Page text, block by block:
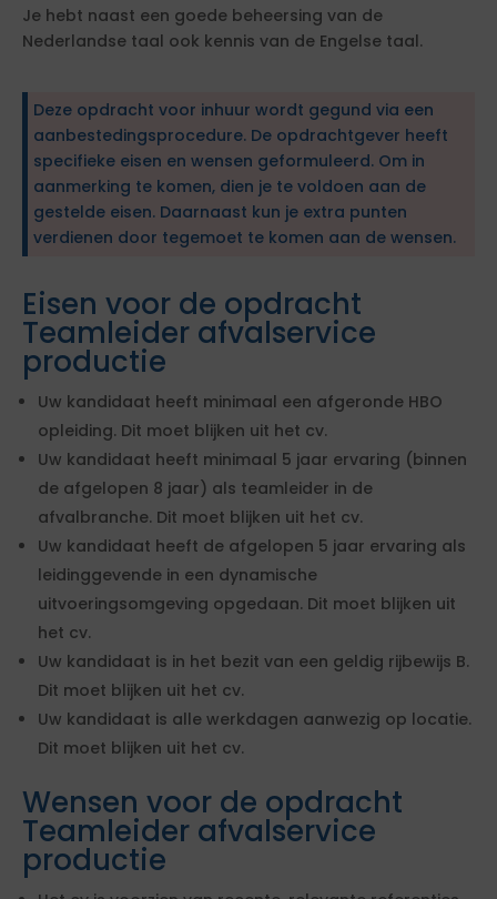
Je hebt naast een goede beheersing van de
Nederlandse taal ook kennis van de Engelse taal.
Deze opdracht voor inhuur wordt gegund via een
aanbestedingsprocedure. De opdrachtgever heeft
specifieke eisen en wensen geformuleerd. Om in
aanmerking te komen, dien je te voldoen aan de
gestelde eisen. Daarnaast kun je extra punten
verdienen door tegemoet te komen aan de wensen.
Eisen voor de opdracht
Teamleider afvalservice
productie
Uw kandidaat heeft minimaal een afgeronde HBO
opleiding. Dit moet blijken uit het cv.
Uw kandidaat heeft minimaal 5 jaar ervaring (binnen
de afgelopen 8 jaar) als teamleider in de
afvalbranche. Dit moet blijken uit het cv.
Uw kandidaat heeft de afgelopen 5 jaar ervaring als
leidinggevende in een dynamische
uitvoeringsomgeving opgedaan. Dit moet blijken uit
het cv.
Uw kandidaat is in het bezit van een geldig rijbewijs B.
Dit moet blijken uit het cv.
Uw kandidaat is alle werkdagen aanwezig op locatie.
Dit moet blijken uit het cv.
Wensen voor de opdracht
Teamleider afvalservice
productie